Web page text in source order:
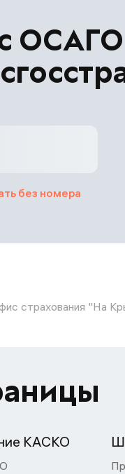
без номера
страхования "На
КАСКО